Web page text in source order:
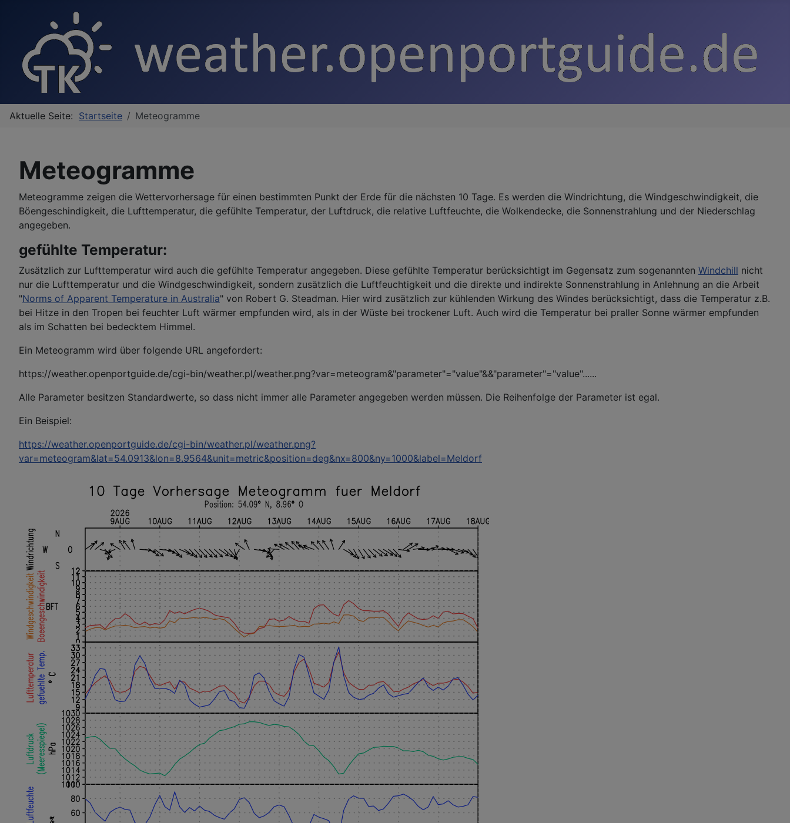
Aktuelle Seite: Startseite Meteogramme
Meteogramme
Meteogramme zeigen die Wettervorhersage für einen bestimmten Punkt der Erde für die nächsten 10 Tage. Es werden die Windrichtung, die Windgeschwindigkeit, die
Böengeschindigkeit, die Lufttemperatur, die gefühlte Temperatur, der Luftdruck, die relative Luftfeuchte, die Wolkendecke, die Sonnenstrahlung und der Niederschlag
angegeben.
gefühlte Temperatur:
Zusätzlich zur Lufttemperatur wird auch die gefühlte Temperatur angegeben. Diese gefühlte Temperatur berücksichtigt im Gegensatz zum sogenannten Windchill nicht
nur die Lufttemperatur und die Windgeschwindigkeit, sondern zusätzlich die Luftfeuchtigkeit und die direkte und indirekte Sonnenstrahlung in Anlehnung an die Arbeit
"Norms of Apparent Temperature in Australia" von Robert G. Steadman. Hier wird zusätzlich zur kühlenden Wirkung des Windes berücksichtigt, dass die Temperatur z.B.
bei Hitze in den Tropen bei feuchter Luft wärmer empfunden wird, als in der Wüste bei trockener Luft. Auch wird die Temperatur bei praller Sonne wärmer empfunden
als im Schatten bei bedecktem Himmel.
Ein Meteogramm wird über folgende URL angefordert:
https://weather.openportguide.de/cgi-bin/weather.pl/weather.png?var=meteogram&"parameter"="value"&&"parameter"="value"......
Alle Parameter besitzen Standardwerte, so dass nicht immer alle Parameter angegeben werden müssen. Die Reihenfolge der Parameter ist egal.
Ein Beispiel:
https://weather.openportguide.de/cgi-bin/weather.pl/weather.png?
var=meteogram&lat=54.0913&lon=8.9564&unit=metric&position=deg&nx=800&ny=1000&label=Meldorf